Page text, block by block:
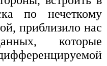
по нечеткому
приблизило нас
которые